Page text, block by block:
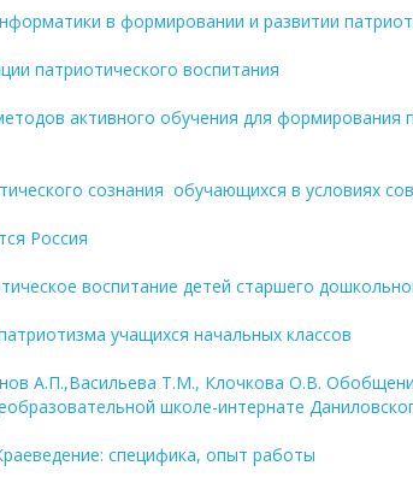
в формировании и развитии
патриотического воспитания
активного обучения для
сознания обучающихся в условиях
Россия
воспитание детей старшего
учащихся начальных классов
А.П.,Васильева Т.М., Клочкова О.В.
школе-интернате
специфика, опыт работы